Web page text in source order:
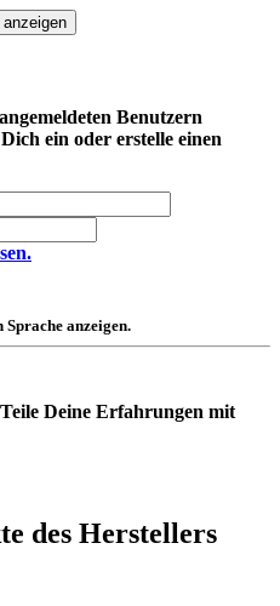
anzeigen
Benutzern
ein oder erstelle einen
anzeigen.
Deine Erfahrungen mit
des Herstellers